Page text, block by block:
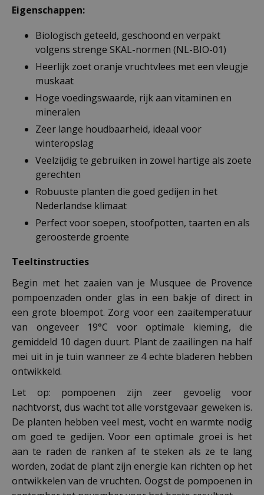
Eigenschappen:
Biologisch geteeld, geschoond en verpakt
volgens strenge SKAL-normen (NL-BIO-01)
Heerlijk zoet oranje vruchtvlees met een vleugje
muskaat
Hoge voedingswaarde, rijk aan vitaminen en
mineralen
Zeer lange houdbaarheid, ideaal voor
winteropslag
Veelzijdig te gebruiken in zowel hartige als zoete
gerechten
Robuuste planten die goed gedijen in het
Nederlandse klimaat
Perfect voor soepen, stoofpotten, taarten en als
geroosterde groente
Teeltinstructies
Begin met het zaaien van je Musquee de Provence
pompoenzaden onder glas in een bakje of direct in
een grote bloempot. Zorg voor een zaaitemperatuur
van ongeveer 19°C voor optimale kieming, die
gemiddeld 10 dagen duurt. Plant de zaailingen na half
mei uit in je tuin wanneer ze 4 echte bladeren hebben
ontwikkeld.
Let op: pompoenen zijn zeer gevoelig voor
nachtvorst, dus wacht tot alle vorstgevaar geweken is.
De planten hebben veel mest, vocht en warmte nodig
om goed te gedijen. Voor een optimale groei is het
aan te raden de ranken af te steken als ze te lang
worden, zodat de plant zijn energie kan richten op het
ontwikkelen van de vruchten. Oogst de pompoenen in